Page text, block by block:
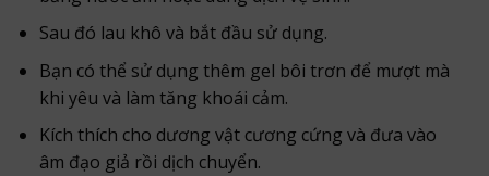
Sau đó lau khô và bắt đầu sử dụng.
Bạn có thể sử dụng thêm gel bôi trơn để mượt mà
khi yêu và làm tăng khoái cảm.
Kích thích cho dương vật cương cứng và đưa vào
âm đạo giả rồi dịch chuyển.